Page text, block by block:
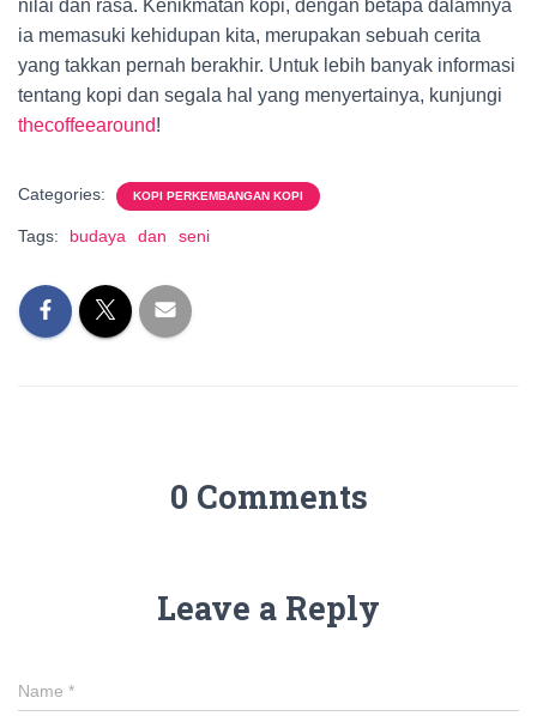
nilai dan rasa. Kenikmatan kopi, dengan betapa dalamnya
ia memasuki kehidupan kita, merupakan sebuah cerita
yang takkan pernah berakhir. Untuk lebih banyak informasi
tentang kopi dan segala hal yang menyertainya, kunjungi
thecoffeearound!
Categories: KOPI PERKEMBANGAN KOPI
Tags: budaya dan seni
0 Comments
Leave a Reply
Name *